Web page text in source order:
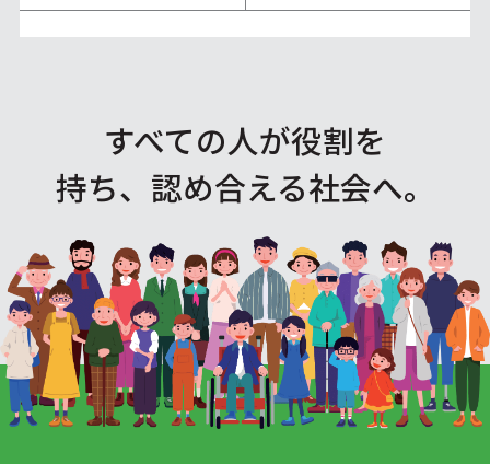
すべての人が役割を
持ち、認め合える社会へ。